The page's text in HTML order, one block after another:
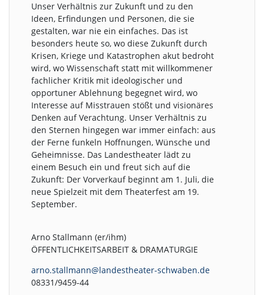
Unser Verhältnis zur Zukunft und zu den
Ideen, Erfindungen und Personen, die sie
gestalten, war nie ein einfaches. Das ist
besonders heute so, wo diese Zukunft durch
Krisen, Kriege und Katastrophen akut bedroht
wird, wo Wissenschaft statt mit willkommener
fachlicher Kritik mit ideologischer und
opportuner Ablehnung begegnet wird, wo
Interesse auf Misstrauen stößt und visionäres
Denken auf Verachtung. Unser Verhältnis zu
den Sternen hingegen war immer einfach: aus
der Ferne funkeln Hoffnungen, Wünsche und
Geheimnisse. Das Landestheater lädt zu
einem Besuch ein und freut sich auf die
Zukunft: Der Vorverkauf beginnt am 1. Juli, die
neue Spielzeit mit dem Theaterfest am 19.
September.
Arno Stallmann (er/ihm)
ÖFFENTLICHKEITSARBEIT & DRAMATURGIE
arno.stallmann@landestheater-schwaben.de
08331/9459-44